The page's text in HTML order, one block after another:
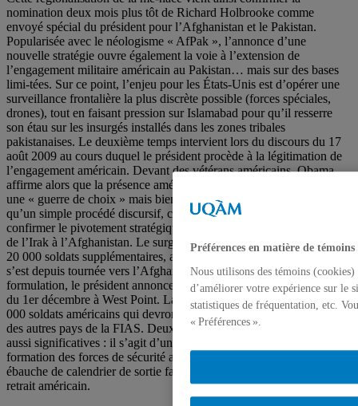
nomination deux mois plus tôt de Richard Holbrooke comme
envoyé spécial du président pour l’Afghanistan et le Pakistan.
Popularisée avec le néologisme « AfPak », l’annonce d’une
nouvelle stratégie ouvre également la voie à l’extension de
l’engagement militaire américain au Pakistan… mais sur des bases
limi-tées. Sur ce point, l’enjeu pour les États-Unis est d’opérer une
surveillance frontalière la plus discrète possible (forces spéciales,
drones), tout en faisant pression sur Islamabad pour qu’il resserre
son étau sur les insurgés installés dans les zones tribales
pakistanaises. Le deuxième temps intervient lors du discours du 17
août 2009 au cours duquel le président procède à la légitimation de
l’engagement américain. Devant des vétérans américains, Obama
affirme alors que la présence américaine en Afghanistan n’est pas
une « guerre de choix » mais bien une « guerre de nécessité ». Plus
qu’un simple procédé discursif, cette légitimation vient surtout
confirmer le pivotement stratégique et médiatique intervenu en 2008
de l’Irak à l’Afghanistan. Le surge de 2007 en Irak, avec l’envoi de
20 000 soldats supplémentaires, a montré ses effets, et l’attention
s’est depuis tournée vers l’Afghanistan. Enfin, dernier temps de cette
formulation, le président annonce trois décisions lors de son discours
du 1er décembre à West Point. La première, concerne l’envoi de 30
000 soldats américains qui devront être complétés de 10 000 sol-dats
des autres pays de la FIAS. Deux autres annonces semblent tout
aussi significatives : il s’agit d’une part de l’accélération de la
formation des forces de sécurité afghanes et, d’autre part, d’une
ébauche de calendrier de sortie faisant de juillet 2011 le début du
retrait américain.
Préférences en matière de témoins
Nous utilisons des témoins
d’améliorer votre expérience sur le
statistiques de fréquentation, etc.
« Préférences ».